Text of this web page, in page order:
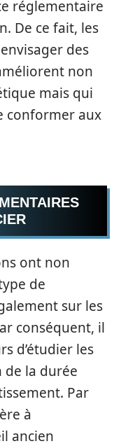
réglementaire
De ce fait, les
des
non
mais qui
conformer aux
ont non
de
sur les
conséquent, il
d’étudier les
de la durée
Par
à
ancien